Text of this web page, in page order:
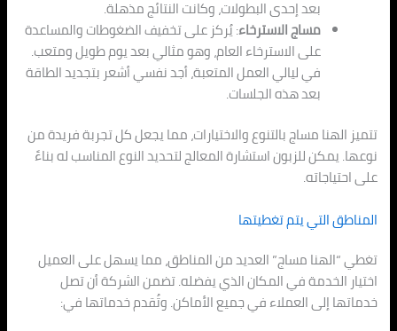
بعد إحدى البطولات، وكانت النتائج مذهلة.
مساج الاسترخاء: يُركز على تخفيف الضغوطات والمساعدة
على الاسترخاء العام، وهو مثالي بعد يوم طويل ومتعب.
في ليالي العمل المتعبة، أجد نفسي أشعر بتجديد الطاقة
بعد هذه الجلسات.
تتميز الهنا مساج بالتنوع والاختيارات، مما يجعل كل تجربة فريدة من
نوعها. يمكن للزبون استشارة المعالج لتحديد النوع المناسب له بناءً
على احتياجاته.
المناطق التي يتم تغطيتها
تغطي “الهنا مساج” العديد من المناطق، مما يسهل على العميل
اختيار الخدمة في المكان الذي يفضله. تضمن الشركة أن تصل
خدماتها إلى العملاء في جميع الأماكن. وتُقدم خدماتها في: